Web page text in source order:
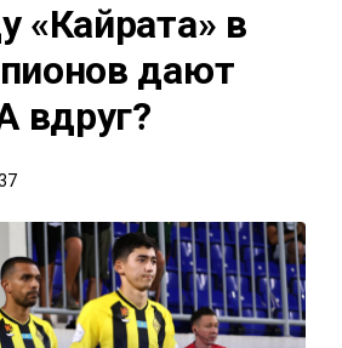
«Кайрата» в
дают
вдруг?